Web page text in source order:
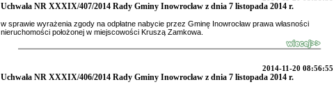
Uchwała NR XXXIX/407/2014 Rady Gminy Inowrocław z dnia 7 listopada 2014 r.
w sprawie wyrażenia zgody na odpłatne nabycie przez Gminę Inowrocław prawa własności
nieruchomości położonej w miejscowości Kruszą Zamkowa.
2014-11-20 08:56:55
Uchwała NR XXXIX/406/2014 Rady Gminy Inowrocław z dnia 7 listopada 2014 r.